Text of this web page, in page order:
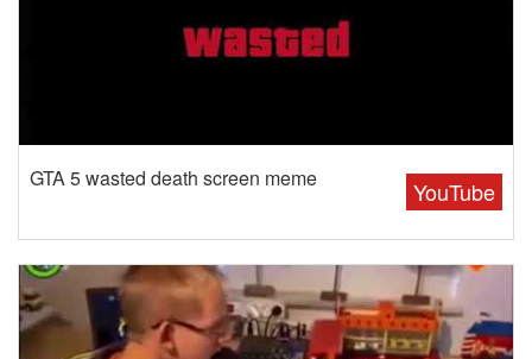
YouTube
GTA 5 wasted death screen meme